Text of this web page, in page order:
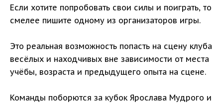
Если хотите попробовать свои силы и поиграть, то
смелее пишите одному из организаторов игры.
Это реальная возможность попасть на сцену клуба
весёлых и находчивых вне зависимости от места
учёбы, возраста и предыдущего опыта на сцене.
Команды поборются за кубок Ярослава Мудрого и